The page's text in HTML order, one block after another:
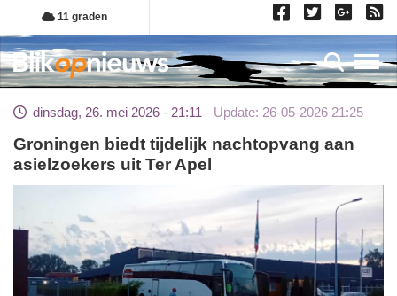
Overslaan
en
naar
de
gaan
11 graden
dinsdag, 26. mei 2026 - 21:11 Update: 26-05-2026 21:25
Groningen biedt tijdelijk nachtopvang aan
asielzoekers uit Ter Apel